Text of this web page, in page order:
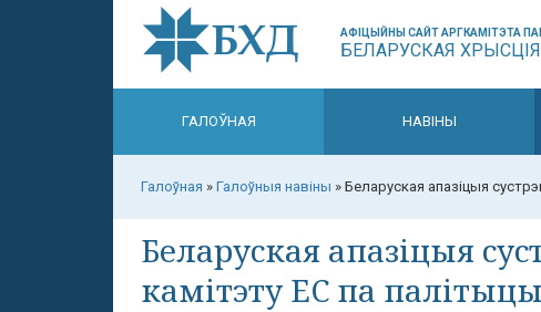
АФІЦЫЙНЫ САЙТ АРГКАМІТЭТА
БЕЛАРУСКАЯ
ГАЛОЎНАЯ НАВІНЫ
Галоўная » Галоўныя навіны » Беларуская апазіцыя
Беларуская апазіцыя
камітэту ЕС па